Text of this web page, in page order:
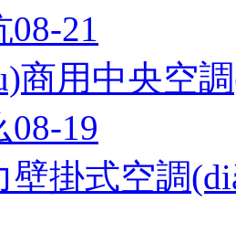
08-21
商用中央空
08-19
壁掛式空調